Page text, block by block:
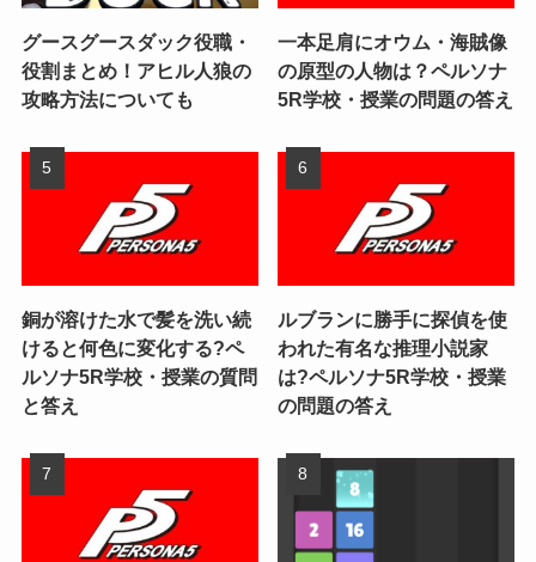
グースグースダック役職・
役割まとめ！アヒル人狼の
攻略方法についても
一本足肩にオウム・海賊像
の原型の人物は？ペルソナ
5R学校・授業の問題の答え
銅が溶けた水で髪を洗い続
けると何色に変化する?ペ
ルソナ5R学校・授業の質問
と答え
ルブランに勝手に探偵を使
われた有名な推理小説家
は?ペルソナ5R学校・授業
の問題の答え